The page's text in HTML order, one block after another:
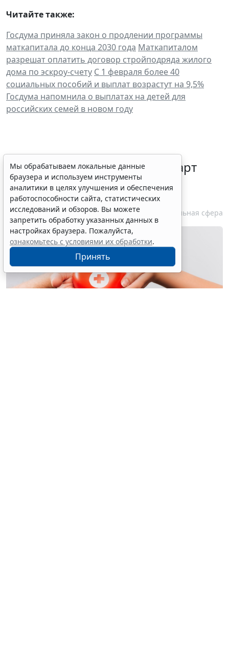
Читайте также:
Госдума приняла закон о продлении программы
маткапитала до конца 2030 года Маткапиталом
разрешат оплатить договор стройподряда жилого
дома по эскроу-счету С 1 февраля более 40
социальных пособий и выплат возрастут на 9,5%
Госдума напомнила о выплатах на детей для
российских семей в новом году
В РФ актуализировали стандарт
помощи при хронической
сердечной недостаточности
7 августа 2026 11:40 Социальная сфера
Мы обрабатываем локальные данные
браузера и используем инструменты
аналитики в целях улучшения и обеспечения
работоспособности сайта, статистических
исследований и обзоров. Вы можете
запретить обработку указанных данных в
настройках браузера. Пожалуйста,
ознакомьтесь с условиями их обработки.
Принять